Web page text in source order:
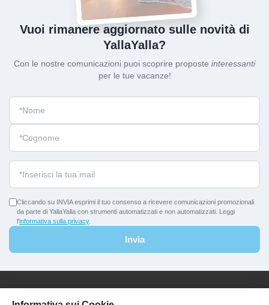
Vuoi rimanere aggiornato sulle novità di
YallaYalla?
Con le nostre comunicazioni puoi scoprire proposte interessanti
per le tue vacanze!
Cliccando su INVIA esprimi il tuo consenso a ricevere comunicazioni promozionali
da parte di YallaYalla con strumenti automatizzati e non automatizzati. Leggi
l'informativa sulla privacy.
Invia
YallaYalla - DICA Srl